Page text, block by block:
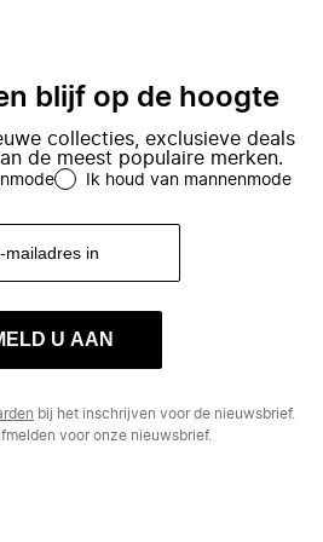
blijf op de hoogte
collecties, exclusieve deals
de meest populaire merken.
Ik houd van mannenmode
U AAN
bij het inschrijven voor de nieuwsbrief.
voor onze nieuwsbrief.